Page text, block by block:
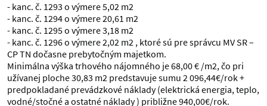
- kanc. č. 1293 o výmere 5,02 m2
- kanc. č. 1294 o výmere 20,61 m2
- kanc. č. 1295 o výmere 3,18 m2
- kanc. č. 1296 o výmere 2,02 m2 , ktoré sú pre správcu MV SR –
CP TN dočasne prebytočným majetkom.
Minimálna výška trhového nájomného je 68,00 € /m2, čo pri
užívanej ploche 30,83 m2 predstavuje sumu 2 096,44€/rok +
predpokladané prevádzkové náklady (elektrická energia, teplo,
vodné/stočné a ostatné náklady ) približne 940,00€/rok.